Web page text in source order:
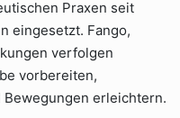
Praxen seit
eingesetzt. Fango,
verfolgen
vorbereiten,
erleichtern.